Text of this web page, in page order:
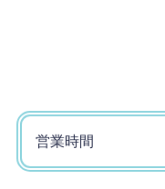
営業時間